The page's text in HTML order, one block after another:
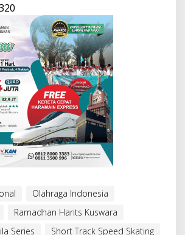
Olahraga Indonesia
Ramadhan Harits Kuswara
Series
Short Track Speed Skating